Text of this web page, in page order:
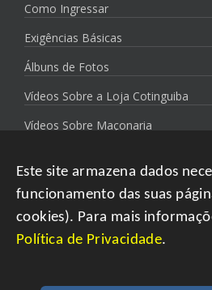
Como Ingressar
Exigências Básicas
Álbuns de Fotos
Vídeos Sobre a Loja Cotinguiba
Vídeos Sobre Maçonaria
Este site armazena dados
funcionamento das suas
cookies). Para mais
Política de Privacidade.